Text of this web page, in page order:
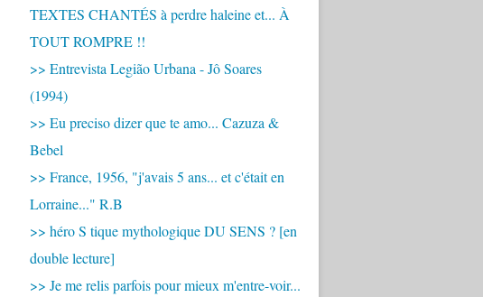
TEXTES CHANTÉS à perdre haleine et... À
TOUT ROMPRE !!
>> Entrevista Legião Urbana - Jô Soares
(1994)
>> Eu preciso dizer que te amo... Cazuza &
Bebel
>> France, 1956, "j'avais 5 ans... et c'était en
Lorraine..." R.B
>> héro S tique mythologique DU SENS ? [en
double lecture]
>> Je me relis parfois pour mieux m'entre-voir...